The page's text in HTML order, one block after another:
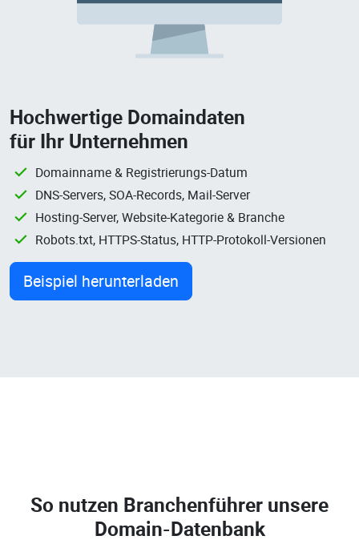
Hochwertige Domaindaten
für Ihr Unternehmen
Domainname & Registrierungs-Datum
DNS-Servers, SOA-Records, Mail-Server
Hosting-Server, Website-Kategorie & Branche
Robots.txt, HTTPS-Status, HTTP-Protokoll-Versionen
Beispiel herunterladen
So nutzen Branchenführer unsere
Domain-Datenbank